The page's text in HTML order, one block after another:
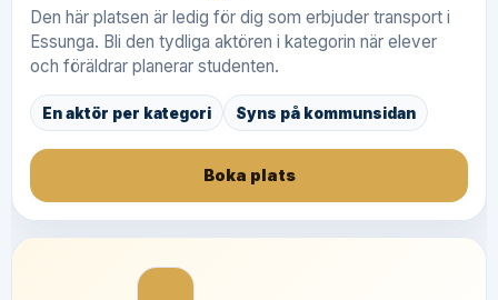
Den här platsen är ledig för dig som erbjuder transport i
Essunga. Bli den tydliga aktören i kategorin när elever
och föräldrar planerar studenten.
En aktör per kategori Syns på kommunsidan
Boka plats